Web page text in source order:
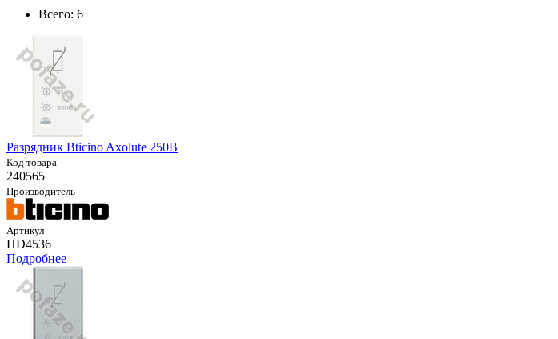
Всего: 6
Разрядник Bticino Axolute 250В
Код товара
240565
Производитель
Артикул
HD4536
Подробнее